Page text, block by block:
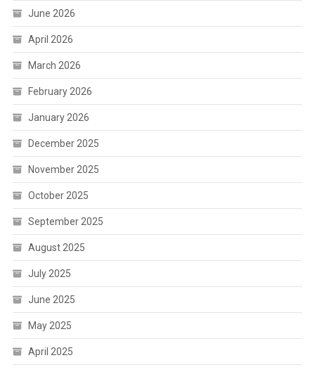
June 2026
April 2026
March 2026
February 2026
January 2026
December 2025
November 2025
October 2025
September 2025
August 2025
July 2025
June 2025
May 2025
April 2025